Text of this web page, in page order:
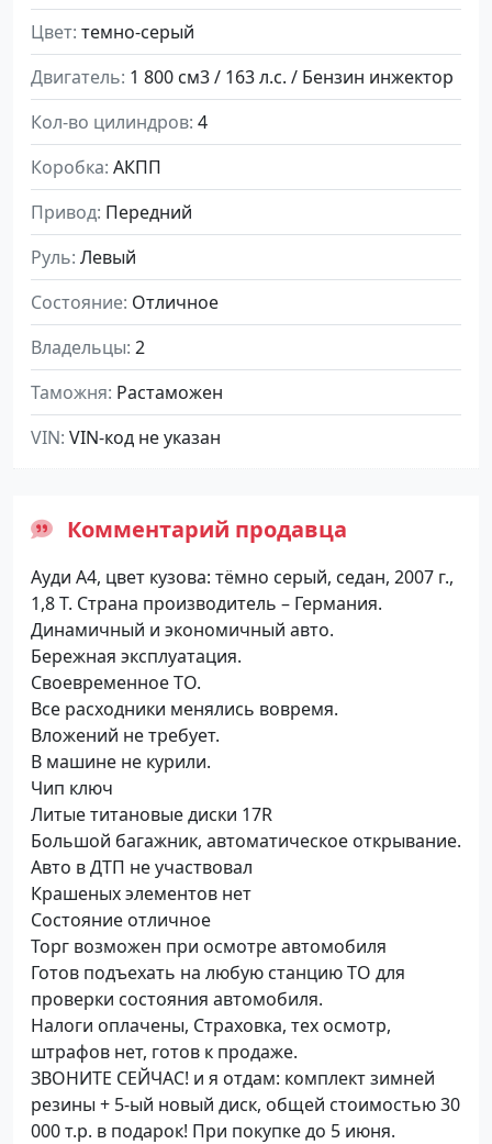
Цвет темно-серый
Двигатель 1 800 см3 / 163 л.с. / Бензин инжектор
Кол-во цилиндров 4
Коробка АКПП
Привод Передний
Руль Левый
Состояние Отличное
Владельцы 2
Таможня Растаможен
VIN VIN-код не указан
Комментарий продавца
Ауди А4, цвет кузова: тёмно серый, седан, 2007 г.,
1,8 Т. Страна производитель – Германия.
Динамичный и экономичный авто.
Бережная эксплуатация.
Своевременное ТО.
Все расходники менялись вовремя.
Вложений не требует.
В машине не курили.
Чип ключ
Литые титановые диски 17R
Большой багажник, автоматическое открывание.
Авто в ДТП не участвовал
Крашеных элементов нет
Состояние отличное
Торг возможен при осмотре автомобиля
Готов подъехать на любую станцию ТО для
проверки состояния автомобиля.
Налоги оплачены, Страховка, тех осмотр,
штрафов нет, готов к продаже.
ЗВОНИТЕ СЕЙЧАС! и я отдам: комплект зимней
резины + 5-ый новый диск, общей стоимостью 30
000 т.р. в подарок! При покупке до 5 июня.